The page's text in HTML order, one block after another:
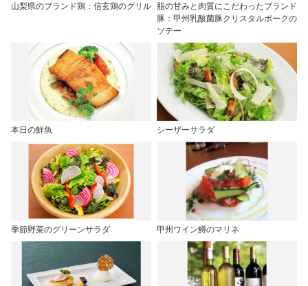
山梨県のブランド鶏：信玄鶏のグリル
脂の甘みと肉質にこだわったブランド
豚：甲州乳酸菌豚クリスタルポークの
ソテー
本日の鮮魚 シーザーサラダ
季節野菜のグリーンサラダ 甲州ワイン鱒のマリネ